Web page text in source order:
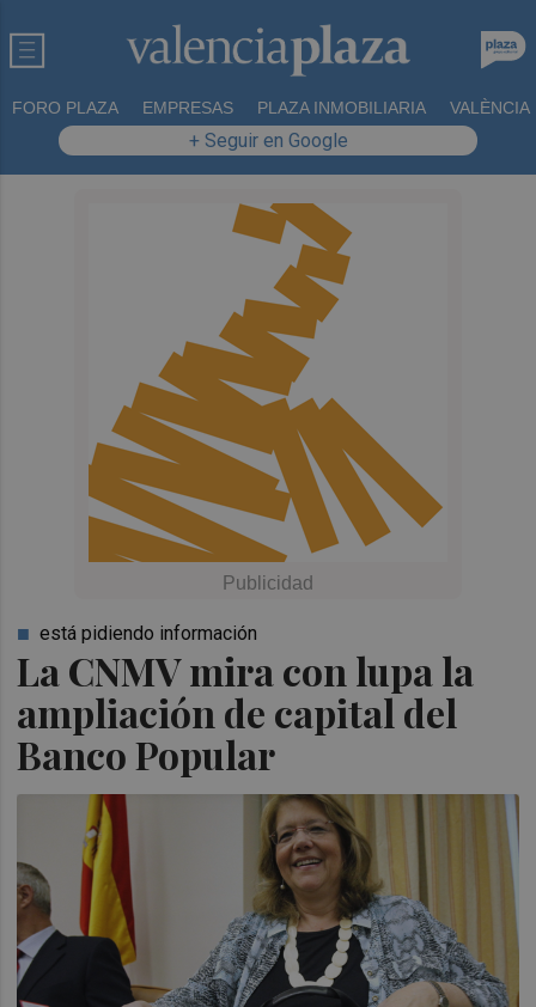
FORO PLAZA EMPRESAS PLAZA INMOBILIARIA VALÈNCIA
+ Seguir en Google
La CNMV mira con lupa la
ampliación de capital del
Banco Popular
está pidiendo información